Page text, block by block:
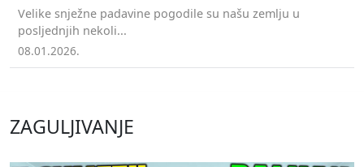
Velike snježne padavine pogodile su našu zemlju u
posljednjih nekoli...
08.01.2026.
ZAGULJIVANJE